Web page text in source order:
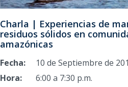
Charla | Experiencias de
residuos sólidos en
amazónicas
Fecha:
10 de Septiembre de
Hora:
6:00 a 7:30 p.m.